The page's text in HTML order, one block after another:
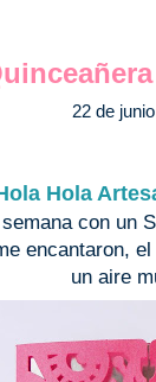
22 de
Hola
con un
encantaron,
un aire